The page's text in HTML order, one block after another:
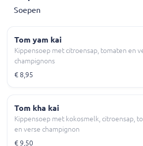
Soepen
Tom yam kai
Kippensoep met citroensap, tomaten en
champignons
€ 8,95
Tom kha kai
Kippensoep met kokosmelk, citroensap,
en verse champignon
€ 9,50